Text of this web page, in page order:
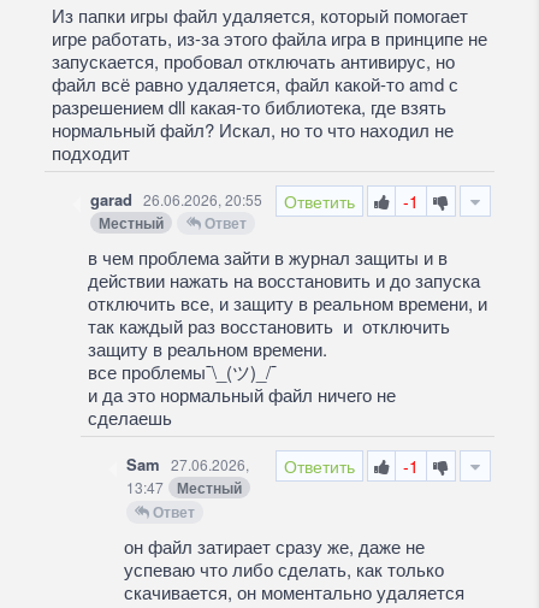
Из папки игры файл удаляется, который помогает
игре работать, из-за этого файла игра в принципе не
запускается, пробовал отключать антивирус, но
файл всё равно удаляется, файл какой-то amd с
разрешением dll какая-то библиотека, где взять
нормальный файл? Искал, но то что находил не
подходит
Ответить -1
garad 26.06.2026, 20:55
Местный Ответ
в чем проблема зайти в журнал защиты и в
действии нажать на восстановить и до запуска
отключить все, и защиту в реальном времени, и
так каждый раз восстановить и отключить
защиту в реальном времени.
все проблемы¯\_(ツ)_/¯
и да это нормальный файл ничего не
сделаешь
Ответить -1
Sam 27.06.2026,
13:47
Местный
Ответ
он файл затирает сразу же, даже не
успеваю что либо сделать, как только
скачивается, он моментально удаляется